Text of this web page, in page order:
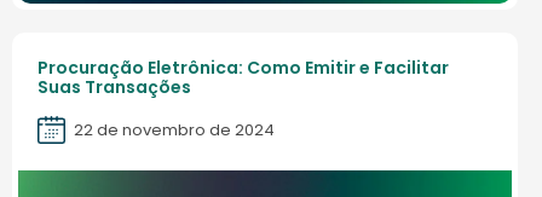
Procuração Eletrônica: Como Emitir e Facilitar
Suas Transações
22 de novembro de 2024